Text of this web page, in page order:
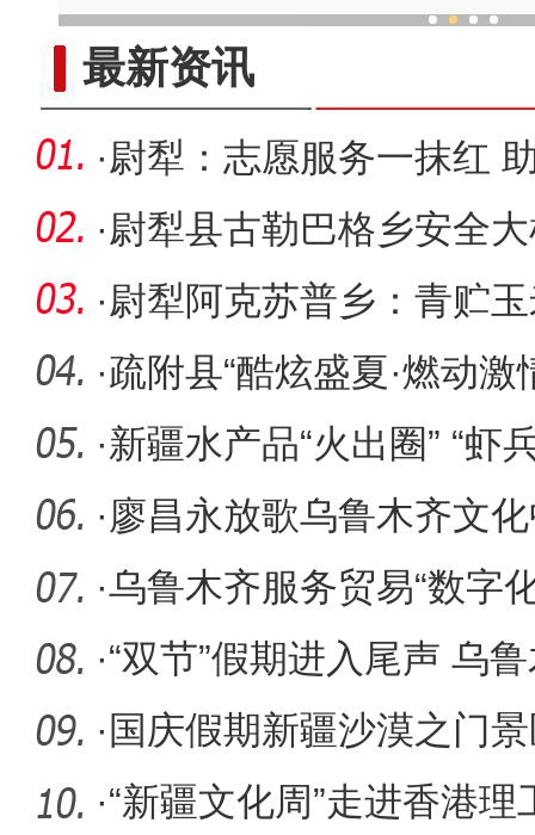
最新资讯
·尉犁：志愿服务一抹红
·尉犁县古勒巴格乡安全
防线
·尉犁阿克苏普乡：青贮
冬备“口
·疏附县“酷炫盛夏·燃动
大赛
·新疆水产品“火出圈” “虾
新
·廖昌永放歌乌鲁木齐文
唱《我和
·乌鲁木齐服务贸易“数字
·“双节”假期进入尾声 乌
高峰
· 国庆假期新疆沙漠之门
·“新疆文化周”走进香港